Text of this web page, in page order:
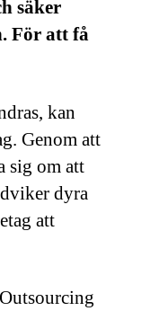
säker
För att få
kan
Genom att
sig om att
dyra
att